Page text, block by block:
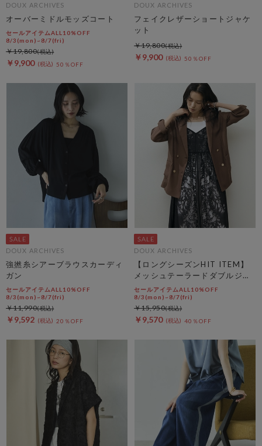
DOUX ARCHIVES
オーバーミドルモッズコート
セールアイテムALL10%OFF
8/3(mon)~8/7(fri)
￥9,900 50％OFF
￥19,800
DOUX ARCHIVES
フェイクレザーショートジャケ
ット
￥9,900 50％OFF
￥19,800
DOUX ARCHIVES
強撚糸シアーブラウスカーディ
ガン
セールアイテムALL10%OFF
8/3(mon)~8/7(fri)
￥9,592 20％OFF
￥11,990
DOUX ARCHIVES
【ロングシーズンHIT ITEM】
メッシュテーラードダブルジャ
ケット
セールアイテムALL10%OFF
8/3(mon)~8/7(fri)
￥9,570 40％OFF
￥15,950